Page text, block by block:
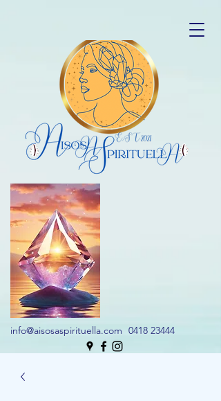
info@aisosaspirituella.com 0418 23444